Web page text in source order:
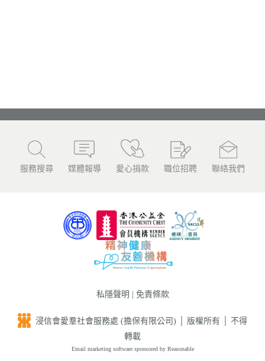
服務搜尋 媒體報導 愛心捐款 職位招聘 聯絡我們
私隱聲明 免責條款
浸信會愛羣社會服務處 (擔保有限公司) │ 版權所有 │ 不得
轉載
Email marketing software sponsored by Reasonable